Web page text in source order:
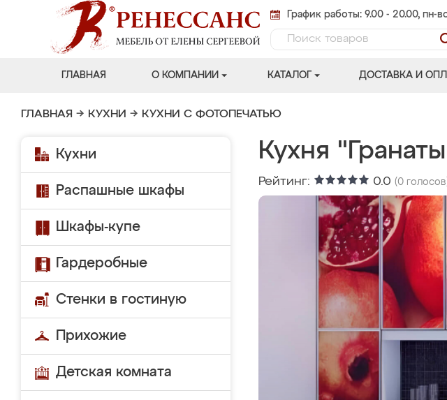
График работы: 9.00 - 20.00, пн-
ГЛАВНАЯ О КОМПАНИИ КАТАЛОГ ДОСТАВКА И
ГЛАВНАЯ → КУХНИ → КУХНИ С ФОТОПЕЧАТЬЮ
Кухни
Распашные шкафы
Шкафы-купе
Гардеробные
Стенки в гостиную
Прихожие
Детская комната
Кухня
Рейтинг: 0.0 (0